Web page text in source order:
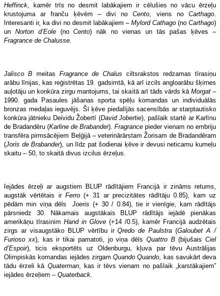
Heffinck , kamēr trīs no desmit labākajiem ir cēlušies no vācu ērzeļu
krustojuma ar franču ķēvēm – divi noCento , viens noCarthago
Interesanti ir, ka divi no desmit labākajiem – Mylord Cathago (no Carthago)
un Norton d’Eole (noCento) nāk no vienas un tās pašas ķēves –
Fragrance de Chalusse.
Jalisco B meitas Fragrance de Chalus ciltsrakstos redzamas tīrasiņu
arābu līnijas, kas reģistrētas 19. gadsimtā, kā arī izcils angloarābu šķirnes
auļotāju un konkūra zirgu mantojums, tai skaitā arī tāds vārds kā Morgat–
1990. gada Pasaules jāšanas sporta spēļu komandas un individuālās
bronzas medaļas ieguvējs. Šī ķēve piedalījās sacensībās ar starptautisko
konkūra jātnieku Deividu Žobertī (David Jobertie), pašlaik startē ar Karlīnu
de Bradandēru (Karline de Brabander). Fragrance pieder vienam no embriju
transfēra pirmsācējiem Beļģijā – veterinārārstam Žorisam de Bradandēram
(Joris de Brabander), un līdz pat šodienai ķēve ir devusi neticamu kumeļu
skaitu – 50, to skaitā divus izcilus ērzeļus.
Iejādes ērzeļi ar augstiem BLUP rādītājiem Francijā ir zināms retums,
augstāk vērtētais ir Ferro(+ 31 ar precizitātes rādītāju 0.85), kam uz
pēdām min viņa dēlsJoeris (+ 30 / 0.84), tie ir vienīgie, kam rādītājs
pārsniedz 30. Nākamais augstākais BLUP rādītājs iejādē pienākas
amerikāņu tīrasinim Hand in Glove (+14 /0.5), kamēr Francijā audzētais
zirgs ar visaugstāko BLUP vērtību irQredo de Paulstra (Galoubet A /
Furioso xx), kas ir tikai pamatoti, jo viņa dēls Quattro B(bijušais Ciel
d’Espoir), ticis eksportēts uz Oldenburgu, kļuva par tēvu Austrālijas
Olimpiskās komandas iejādes zirgam Quando Quando , kas savukārt deva
tādu ērzeli kā Quaterman, kas ir tēvs vienam no pašlaik „karstākajiem”
iejādes ērzeļiem – Quaterback